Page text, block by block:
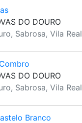
DO DOURO
Sabrosa, Vila Real
DO DOURO
Sabrosa, Vila Real
Branco